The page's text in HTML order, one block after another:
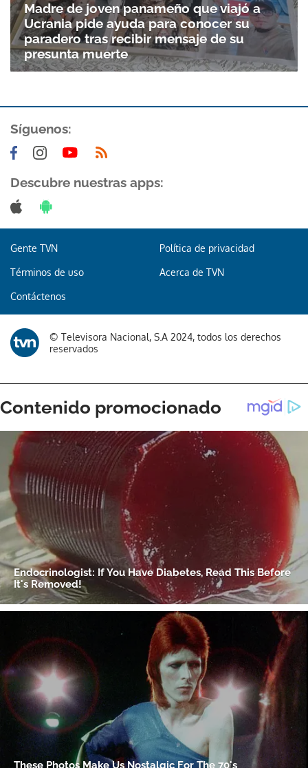
Madre de joven panameño que viajó a
Ucrania pide ayuda para conocer su
paradero tras recibir mensaje de su
presunta muerte
Síguenos:
Descubre nuestras apps:
Gente TVN Política de privacidad
Términos de uso Acerca de TVN
Contáctenos
© Televisora Nacional, S.A 2024, todos los derechos
reservados